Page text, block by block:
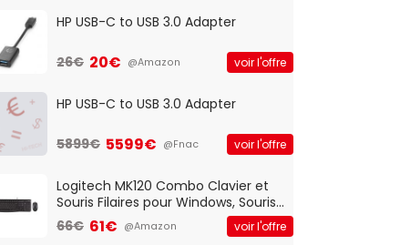
HP USB-C to USB 3.0 Adapter
26€ 20€ @Amazon voir l'offre
HP USB-C to USB 3.0 Adapter
5899€ 5599€ @Fnac voir l'offre
Logitech MK120 Combo Clavier et
Souris Filaires pour Windows, Souris
Optique Filaire, Connexion USB Plug
And Play, Confortable, Taille
66€ 61€ @Amazon voir l'offre